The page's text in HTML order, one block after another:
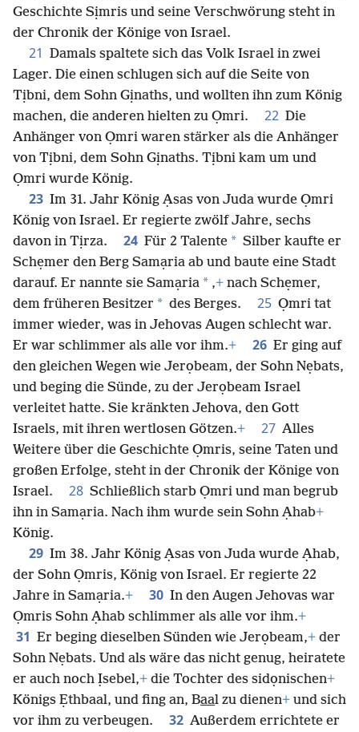
Geschichte Sịmris und seine Verschwörung steht in
der Chronik der Könige von Israel.
21 Damals spaltete sich das Volk Israel in zwei
Lager. Die einen schlugen sich auf die Seite von
Tịbni, dem Sohn Gịnaths, und wollten ihn zum König
machen, die anderen hielten zu Ọmri.
22 Die
Anhänger von Ọmri waren stärker als die Anhänger
von Tịbni, dem Sohn Gịnaths. Tịbni kam um und
Ọmri wurde König.
23 Im 31. Jahr König Ạsas von Juda wurde Ọmri
König von Israel. Er regierte zwölf Jahre, sechs
davon in Tịrza.
24 Für 2 Talente * Silber kaufte er
Schẹmer den Berg Samạria ab und baute eine Stadt
darauf. Er nannte sie Samạria * ,+ nach Schẹmer,
dem früheren Besitzer * des Berges. 25 Ọmri tat
immer wieder, was in Jehovas Augen schlecht war.
Er war schlimmer als alle vor ihm.+ 26 Er ging auf
den gleichen Wegen wie Jerọbeam, der Sohn Nẹbats,
und beging die Sünde, zu der Jerọbeam Israel
verleitet hatte. Sie kränkten Jehova, den Gott
Israels, mit ihren wertlosen Götzen.+ 27 Alles
Weitere über die Geschichte Ọmris, seine Taten und
großen Erfolge, steht in der Chronik der Könige von
Israel.
28 Schließlich starb Ọmri und man begrub
ihn in Samạria. Nach ihm wurde sein Sohn Ạhab+
König.
29 Im 38. Jahr König Ạsas von Juda wurde Ạhab,
der Sohn Ọmris, König von Israel. Er regierte 22
Jahre in Samạria.+ 30 In den Augen Jehovas war
Ọmris Sohn Ạhab schlimmer als alle vor ihm.+
31 Er beging dieselben Sünden wie Jerọbeam,+ der
Sohn Nẹbats. Und als wäre das nicht genug, heiratete
er auch noch Ịsebel,+ die Tochter des sidọnischen+
Königs Ẹthbaal, und fing an, Baal zu dienen+ und sich
vor ihm zu verbeugen.
32 Außerdem errichtete er